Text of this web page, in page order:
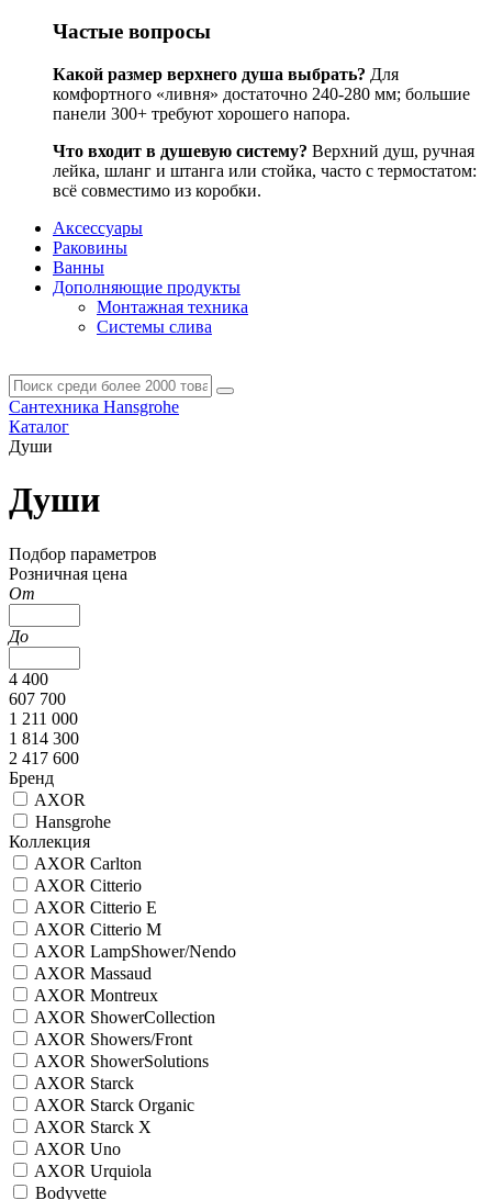
Частые вопросы
Какой размер верхнего душа выбрать? Для
комфортного «ливня» достаточно 240-280 мм; большие
панели 300+ требуют хорошего напора.
Что входит в душевую систему? Верхний душ, ручная
лейка, шланг и штанга или стойка, часто с термостатом:
всё совместимо из коробки.
Аксессуары
Раковины
Ванны
Дополняющие продукты
Монтажная техника
Системы слива
Сантехника Hansgrohe
Каталог
Души
Души
Подбор параметров
Розничная цена
От
До
4 400
607 700
1 211 000
1 814 300
2 417 600
Бренд
AXOR
Hansgrohe
Коллекция
AXOR Carlton
AXOR Citterio
AXOR Citterio E
AXOR Citterio M
AXOR LampShower/Nendo
AXOR Massaud
AXOR Montreux
AXOR ShowerCollection
AXOR Showers/Front
AXOR ShowerSolutions
AXOR Starck
AXOR Starck Organic
AXOR Starck X
AXOR Uno
AXOR Urquiola
Bodyvette